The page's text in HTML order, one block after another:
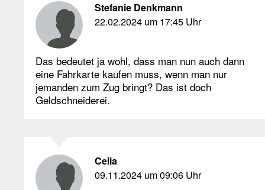
Stefanie Denkmann
22.02.2024 um 17:45 Uhr
Das bedeutet ja wohl, dass man nun auch dann
eine Fahrkarte kaufen muss, wenn man nur
jemanden zum Zug bringt? Das ist doch
Geldschneiderei.
Celia
09.11.2024 um 09:06 Uhr